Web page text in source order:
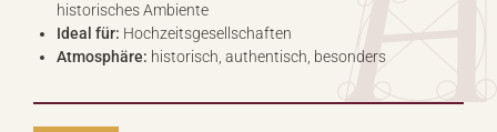
historisches Ambiente
Ideal für: Hochzeitsgesellschaften
Atmosphäre: historisch, authentisch, besonders